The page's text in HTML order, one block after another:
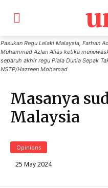
Masanya
Malaysia
Opinions
25 May 2024
Pasukan Regu Lelaki Malaysia, Farhan
Muhammad Azlan Alias ketika
separuh akhir regu Piala Dunia Sepak
NSTP/Hazreen Mohamad